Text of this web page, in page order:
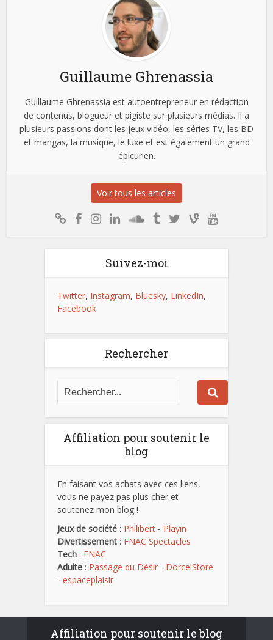
Guillaume Ghrenassia
Guillaume Ghrenassia est autoentrepreneur en rédaction
de contenus, blogueur et pigiste sur plusieurs médias. Il a
plusieurs passions dont les jeux vidéo, les séries TV, les BD
et mangas, la musique, le luxe et est également un grand
épicurien.
Voir tous les articles
Suivez-moi
Twitter, Instagram, Bluesky, LinkedIn,
Facebook
Rechercher
Affiliation pour soutenir le
blog
En faisant vos achats avec ces liens,
vous ne payez pas plus cher et
soutenez mon blog !
Jeux de société : Philibert - Playin
Divertissement : FNAC Spectacles
Tech : FNAC
Adulte : Passage du Désir - DorcelStore
- espaceplaisir
Affiliation pour soutenir le blog